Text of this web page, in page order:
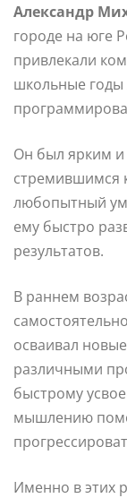
Александр
городе на юге
привлекали
школьные годы
Он был ярким и
стремившимся
любопытный ум
ему быстро
результатов.
В раннем
осваивал
различными
быстрому
мышлению
Именно в этих